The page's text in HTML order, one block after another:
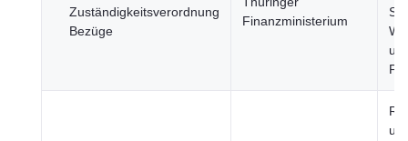
Zuständigkeitsverordnung
Bezüge
Finanzministerium